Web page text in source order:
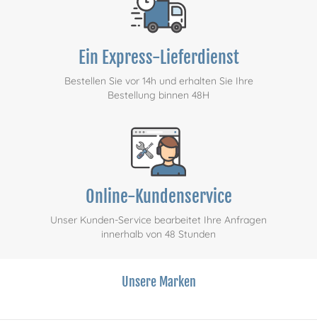
Ein Express-Lieferdienst
Bestellen Sie vor 14h und erhalten Sie Ihre
Bestellung binnen 48H
Online-Kundenservice
Unser Kunden-Service bearbeitet Ihre Anfragen
innerhalb von 48 Stunden
Unsere Marken